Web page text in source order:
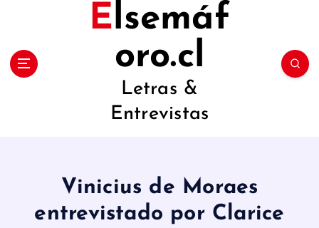
Elsemáf
oro.cl
Letras &
Entrevistas
Vinicius de Moraes
entrevistado por Clarice